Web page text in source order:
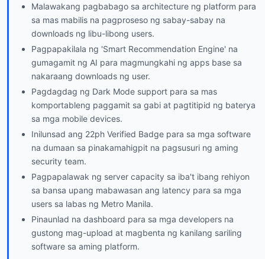
Malawakang pagbabago sa architecture ng platform para
sa mas mabilis na pagproseso ng sabay-sabay na
downloads ng libu-libong users.
Pagpapakilala ng 'Smart Recommendation Engine' na
gumagamit ng AI para magmungkahi ng apps base sa
nakaraang downloads ng user.
Pagdagdag ng Dark Mode support para sa mas
komportableng paggamit sa gabi at pagtitipid ng baterya
sa mga mobile devices.
Inilunsad ang 22ph Verified Badge para sa mga software
na dumaan sa pinakamahigpit na pagsusuri ng aming
security team.
Pagpapalawak ng server capacity sa iba't ibang rehiyon
sa bansa upang mabawasan ang latency para sa mga
users sa labas ng Metro Manila.
Pinaunlad na dashboard para sa mga developers na
gustong mag-upload at magbenta ng kanilang sariling
software sa aming platform.